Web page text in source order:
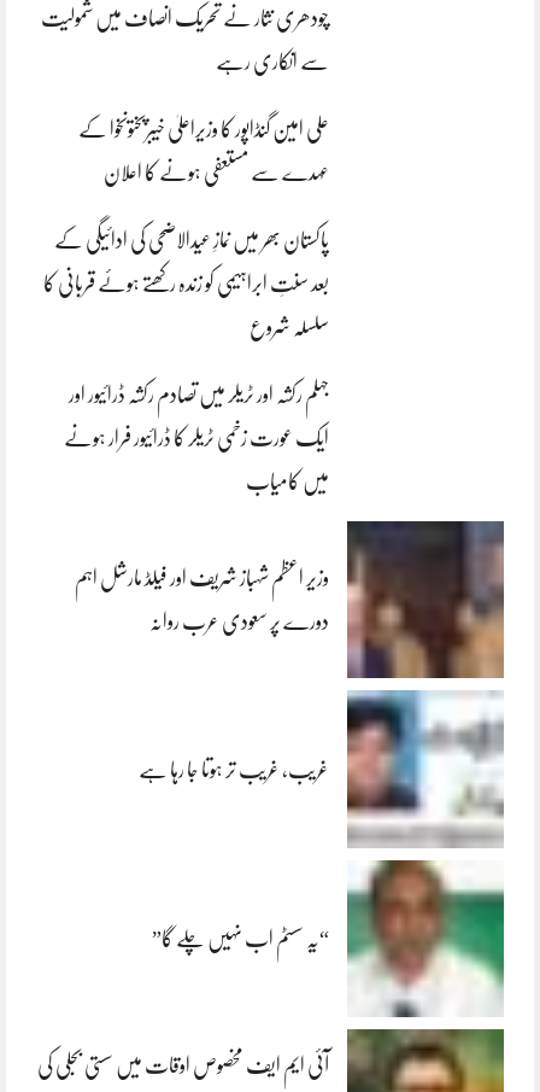
چودھری نثار نے تحریک انصاف میں شمولیت
سے انکاری رہے
علی امین گنڈاپور کا وزیراعلیٰ خیبرپختونخوا کے
عہدے سے مستعفی ہونے کا اعلان
پاکستان بھر میں نمازِ عیدالاضحی کی ادائیگی کے
بعد سنتِ ابراہیمی کو زندہ رکھتے ہوئے قربانی کا
سلسلہ شروع
جہلم رکشہ اور ٹریلر میں تصادم رکشہ ڈرائیور اور
ایک عورت زخمی ٹریلر کا ڈرائیور فرار ہونے
میں کامیاب
وزیر اعظم شہباز شریف اور فیلڈ مارشل اہم
دورے پر سعودی عرب روانہ
غریب، غریب تر ہوتا جا رہا ہے
“یہ سسٹم اب نہیں چلے گا”
آئی ایم ایف مخصوص اوقات میں سستی بجلی کی